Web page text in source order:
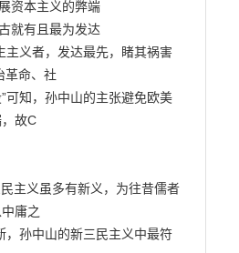
资本主义的弊端
就有且最为发达
主义者，发达最先，睹其祸害
革命、社
可知，孙中山的主张避免欧美
故C
主义虽多有新义，为往昔儒者
庸之
，孙中山的新三民主义中最符